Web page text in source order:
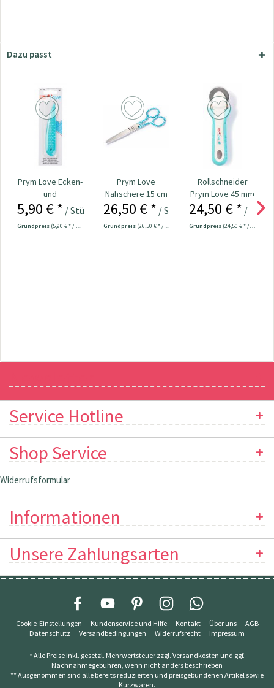
Dazu passt
Prym Love Ecken-
und
Kantenformer Nr.
5,90 € * / Stück
Grundpreis (5,90 € * / 1 Stück)
Prym Love
Nähschere 15 cm
Nr. 610541
26,50 € * / Stück
Grundpreis (26,50 € * / 1 Stück)
Rollschneider
Prym Love 45 mm
24,50 € * / Stück
Grundpreis (24,50 € * / 1 Stück)
Service Hotline
Shop Service
Widerrufsformular
Informationen
Unsere Zahlungsarten
Cookie-Einstellungen Kundenservice und Hilfe Kontakt Über uns
AGB
Datenschutz
Versandbedingungen Widerrufsrecht Impressum
* Alle Preise inkl. gesetzl. Mehrwertsteuer zzgl. Versandkosten und ggf.
Nachnahmegebühren, wenn nicht anders beschrieben
** Ausgenommen sind alle bereits reduzierten und preisgebundenen Artikel sowie
Kurzwaren.